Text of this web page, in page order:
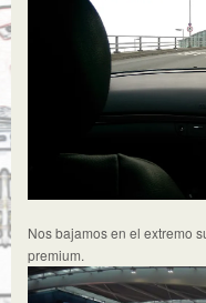
Nos bajamos en el extremo
premium.